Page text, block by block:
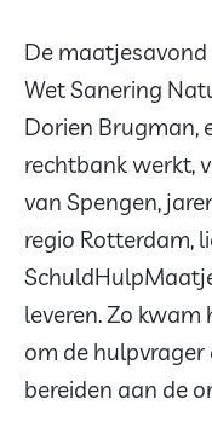
De
Wet Sanering
Dorien Brugman,
rechtbank werkt,
van Spengen,
regio Rotterdam,
leveren. Zo
om de hulpvrager
bereiden aan de